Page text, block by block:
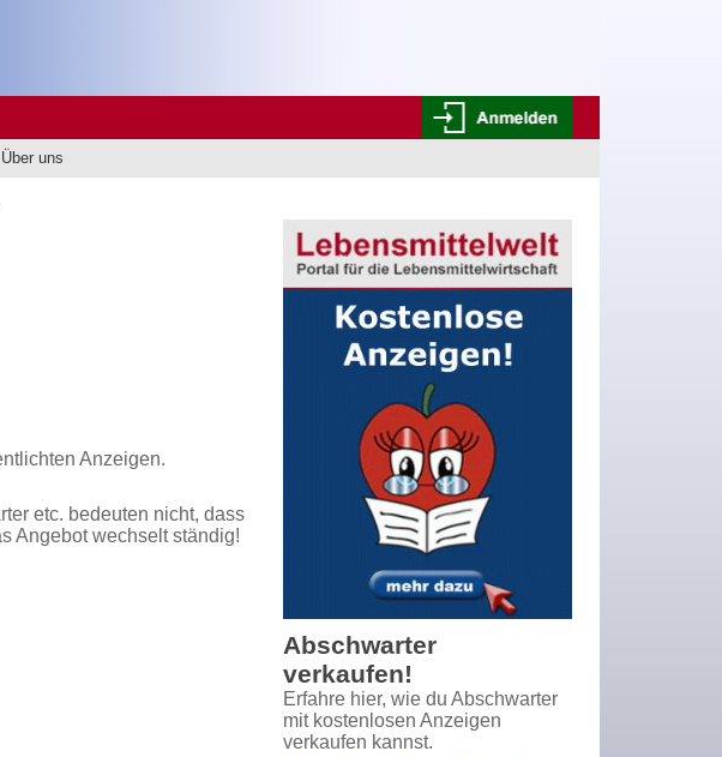
Über uns
Anzeigen.
etc. bedeuten nicht, dass
Angebot wechselt ständig!
Abschwarter
verkaufen!
Erfahre hier, wie du Abschwarter
mit kostenlosen Anzeigen
verkaufen kannst.